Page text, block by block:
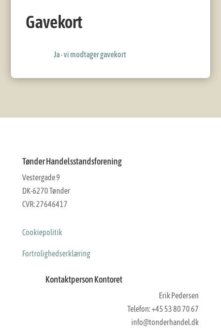
Gavekort
Ja - vi modtager gavekort
Tønder Handelsstandsforening
Vestergade 9
DK-6270 Tønder
CVR: 27646417
Cookiepolitik
Fortrolighedserklæring
Kontaktperson Kontoret
Erik Pedersen
Telefon: +45 53 80 70 67
info@tonderhandel.dk